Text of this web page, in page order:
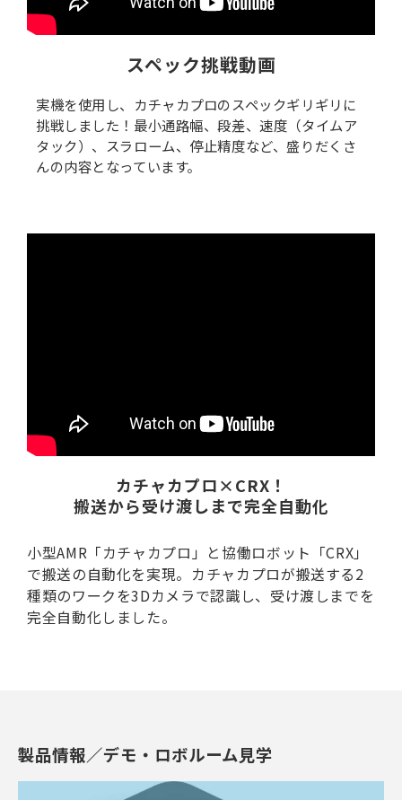
スペック挑戦動画
実機を使用し、カチャカプロのスペックギリギリに
挑戦しました！最小通路幅、段差、速度（タイムア
タック）、スラローム、停止精度など、盛りだくさ
んの内容となっています。
カチャカプロ×CRX！
搬送から受け渡しまで完全自動化
小型AMR「カチャカプロ」と協働ロボット「CRX」
で搬送の自動化を実現。カチャカプロが搬送する2
種類のワークを3Dカメラで認識し、受け渡しまでを
完全自動化しました。
製品情報／デモ・ロボルーム見学